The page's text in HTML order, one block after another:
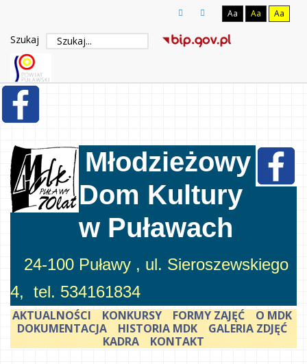
Aa Aa Aa
Szukaj
Młodzieżowy
Dom Kultury
w Puławach
24-100 Puławy , ul. Sieroszewskiego
4, tel. 534161834
AKTUALNOŚCI KONKURSY FORMY ZAJĘĆ
O MDK
DOKUMENTACJA
HISTORIA MDK
GALERIA ZDJĘĆ
KADRA
KONTAKT